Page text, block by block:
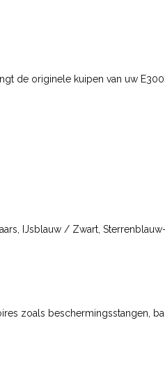
de originele kuipen van uw
IJsblauw / Zwart,
zoals beschermingsstangen,